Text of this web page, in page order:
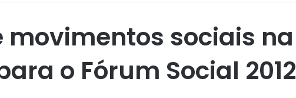
movimentos sociais na
o Fórum Social 2012